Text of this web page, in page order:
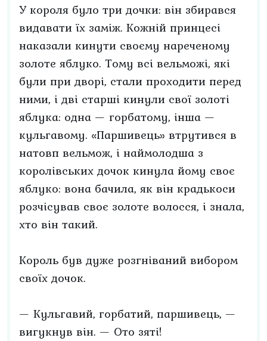
У короля було три дочки: він збирався
видавати їх заміж. Кожній принцесі
наказали кинути своєму нареченому
золоте яблуко. Тому всі вельможі, які
були при дворі, стали проходити перед
ними, і дві старші кинули свої золоті
яблука: одна — горбатому, інша —
кульгавому. «Паршивець» втрутився в
натовп вельмож, і наймолодша з
королівських дочок кинула йому своє
яблуко: вона бачила, як він крадькоси
розчісував своє золоте волосся, і знала,
хто він такий.
Король був дуже розгніваний вибором
своїх дочок.
— Кульгавий, горбатий, паршивець, —
вигукнув він. — Ото зяті!